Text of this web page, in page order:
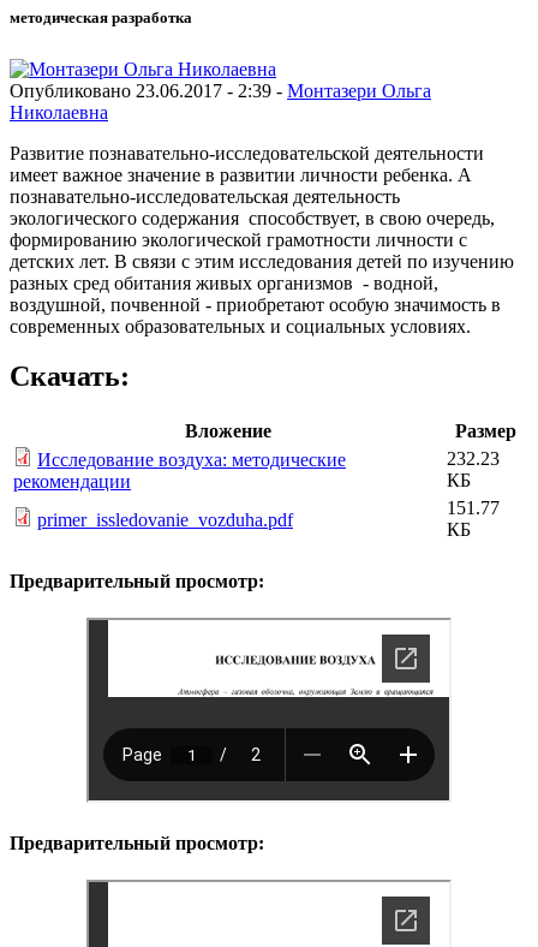
методическая разработка
Опубликовано 23.06.2017 - 2:39 - Монтазери Ольга
Николаевна
Развитие познавательно-исследовательской деятельности
имеет важное значение в развитии личности ребенка. А
познавательно-исследовательская деятельность
экологического содержания способствует, в свою очередь,
формированию экологической грамотности личности с
детских лет. В связи с этим исследования детей по изучению
разных сред обитания живых организмов - водной,
воздушной, почвенной - приобретают особую значимость в
современных образовательных и социальных условиях.
Скачать:
Вложение
Размер
Исследование воздуха: методические
рекомендации
232.23
КБ
primer_issledovanie_vozduha.pdf
151.77
КБ
Предварительный просмотр:
Предварительный просмотр: